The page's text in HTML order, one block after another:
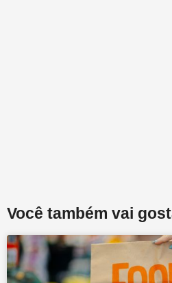
Você também vai